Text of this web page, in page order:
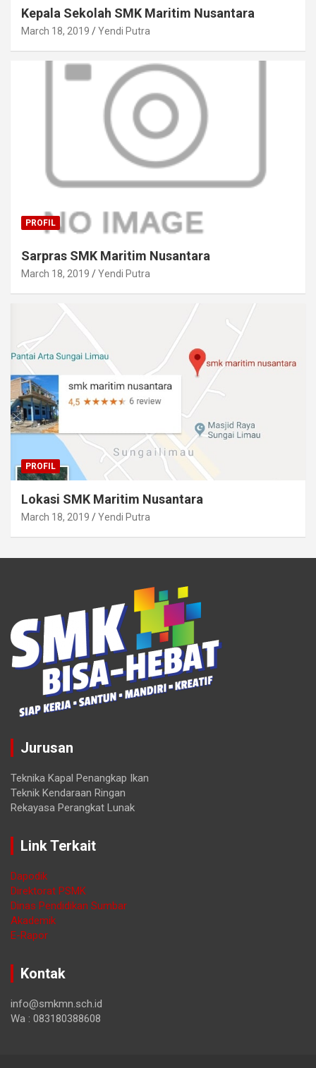
Kepala Sekolah SMK Maritim Nusantara
March 18, 2019 Yendi Putra
PROFIL
Sarpras SMK Maritim Nusantara
March 18, 2019 Yendi Putra
PROFIL
Lokasi SMK Maritim Nusantara
March 18, 2019 Yendi Putra
Jurusan
Teknika Kapal Penangkap Ikan
Teknik Kendaraan Ringan
Rekayasa Perangkat Lunak
Link Terkait
Dapodik
Direktorat PSMK
Dinas Pendidikan Sumbar
Akademik
E-Rapor
Kontak
info@smkmn.sch.id
Wa : 083180388608